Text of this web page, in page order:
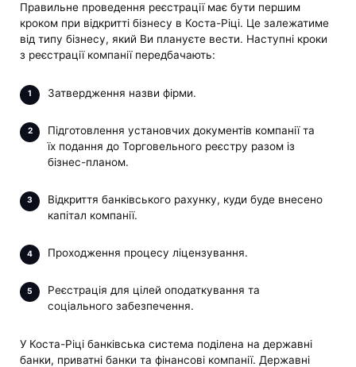
Правильне проведення реєстрації має бути першим
кроком при відкритті бізнесу в Коста-Ріці. Це залежатиме
від типу бізнесу, який Ви плануєте вести. Наступні кроки
з реєстрації компанії передбачають:
Затвердження назви фірми.
Підготовлення установчих документів компанії та
їх подання до Торговельного реєстру разом із
бізнес-планом.
Відкриття банківського рахунку, куди буде внесено
капітал компанії.
Проходження процесу ліцензування.
Реєстрація для цілей оподаткування та
соціального забезпечення.
У Коста-Ріці банківська система поділена на державні
банки, приватні банки та фінансові компанії. Державні